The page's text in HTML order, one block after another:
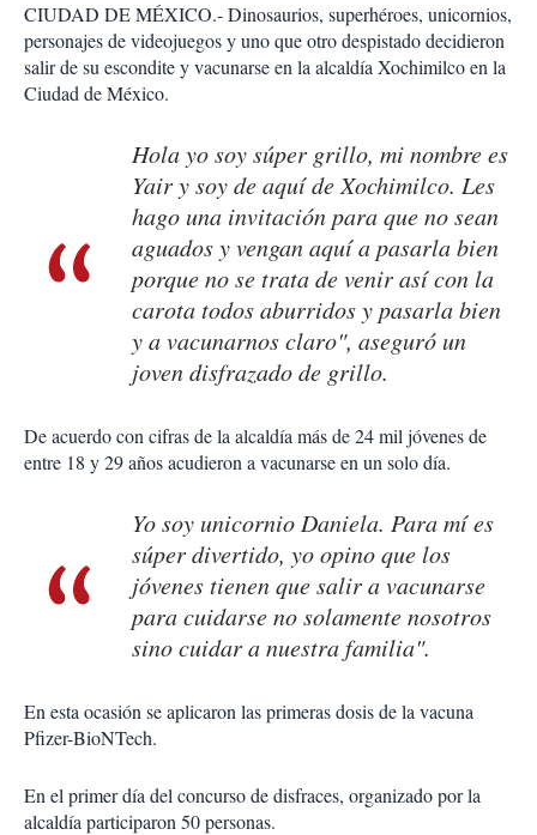
CIUDAD DE MÉXICO.- Dinosaurios, superhéroes, unicornios,
personajes de videojuegos y uno que otro despistado decidieron
salir de su escondite y vacunarse en la alcaldía Xochimilco en la
Ciudad de México.
Hola yo soy súper grillo, mi nombre es
Yair y soy de aquí de Xochimilco. Les
hago una invitación para que no sean
aguados y vengan aquí a pasarla bien
porque no se trata de venir así con la
carota todos aburridos y pasarla bien
y a vacunarnos claro", aseguró un
joven disfrazado de grillo.
De acuerdo con cifras de la alcaldía más de 24 mil jóvenes de
entre 18 y 29 años acudieron a vacunarse en un solo día.
Yo soy unicornio Daniela. Para mí es
súper divertido, yo opino que los
jóvenes tienen que salir a vacunarse
para cuidarse no solamente nosotros
sino cuidar a nuestra familia".
En esta ocasión se aplicaron las primeras dosis de la vacuna
Pfizer-BioNTech.
En el primer día del concurso de disfraces, organizado por la
alcaldía participaron 50 personas.